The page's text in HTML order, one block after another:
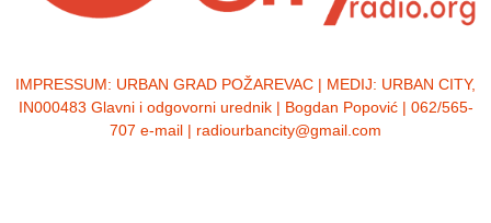
IMPRESSUM: URBAN GRAD POŽAREVAC | MEDIJ: URBAN CITY,
IN000483 Glavni i odgovorni urednik | Bogdan Popović | 062/565-
707 e-mail | radiourbancity@gmail.com